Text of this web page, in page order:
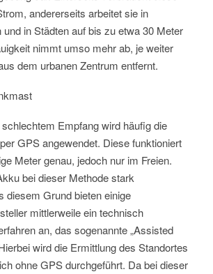
andererseits arbeitet sie in
und in Städten auf bis zu etwa 30 Meter
nimmt umso mehr ab, je weiter
dem urbanen Zentrum entfernt.
Empfang wird häufig die
GPS angewendet. Diese funktioniert
Meter genau, jedoch nur im Freien.
bei dieser Methode stark
diesem Grund bieten einige
mittlerweile ein technisch
an, das sogenannte „Assisted
wird die Ermittlung des Standortes
ohne GPS durchgeführt. Da bei dieser